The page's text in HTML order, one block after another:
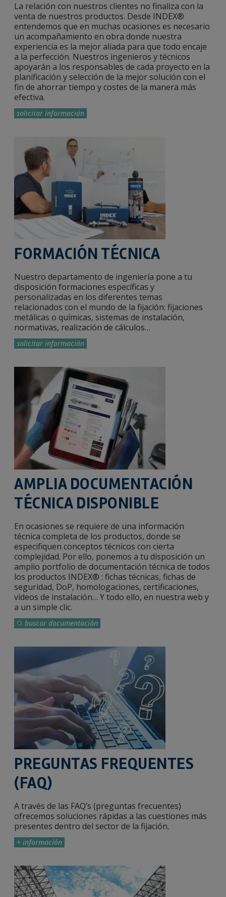
La relación con nuestros clientes no finaliza con la
venta de nuestros productos. Desde INDEX®
entendemos que en muchas ocasiones es necesario
un acompañamiento en obra donde nuestra
experiencia es la mejor aliada para que todo encaje
a la perfección. Nuestros ingenieros y técnicos
apoyarán a los responsables de cada proyecto en la
planificación y selección de la mejor solución con el
fin de ahorrar tiempo y costes de la manera más
efectiva.
solicitar información
FORMACIÓN TÉCNICA
Nuestro departamento de ingeniería pone a tu
disposición formaciones específicas y
personalizadas en los diferentes temas
relacionados con el mundo de la fijación: fijaciones
metálicas o químicas, sistemas de instalación,
normativas, realización de cálculos…
solicitar información
AMPLIA DOCUMENTACIÓN
TÉCNICA DISPONIBLE
En ocasiones se requiere de una información
técnica completa de los productos, donde se
especifiquen conceptos técnicos con cierta
complejidad. Por ello, ponemos a tu disposición un
amplio portfolio de documentación técnica de todos
los productos INDEX® : fichas técnicas, fichas de
seguridad, DoP, homologaciones, certificaciones,
vídeos de instalación… Y todo ello, en nuestra web y
a un simple clic.
buscar documentación
PREGUNTAS FREQUENTES
(FAQ)
A través de las FAQ’s (preguntas frecuentes)
ofrecemos soluciones rápidas a las cuestiones más
presentes dentro del sector de la fijación.
+ información